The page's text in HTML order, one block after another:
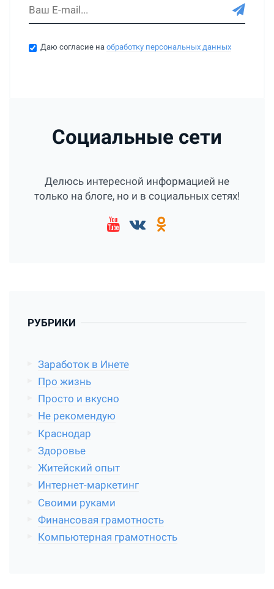
Даю согласие наобработку персональных данных
Социальные сети
Делюсь интересной информацией не
только на блоге, но и в социальных сетях!
РУБРИКИ
Заработок в Инете
Про жизнь
Просто и вкусно
Не рекомендую
Краснодар
Здоровье
Житейский опыт
Интернет-маркетинг
Своими руками
Финансовая грамотность
Компьютерная грамотность